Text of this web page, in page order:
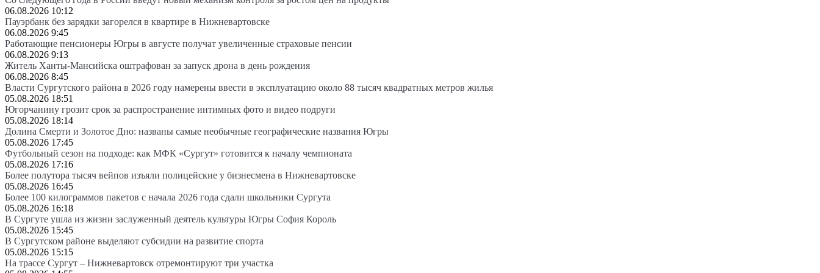
06.08.2026 10:12
Пауэрбанк без зарядки загорелся в квартире в Нижневартовске
06.08.2026 9:45
Работающие пенсионеры Югры в августе получат увеличенные страховые пенсии
06.08.2026 9:13
Житель Ханты-Мансийска оштрафован за запуск дрона в день рождения
06.08.2026 8:45
Власти Сургутского района в 2026 году намерены ввести в эксплуатацию около 88 тысяч квадратных метров жилья
05.08.2026 18:51
Югорчанину грозит срок за распространение интимных фото и видео подруги
05.08.2026 18:14
Долина Смерти и Золотое Дно: названы самые необычные географические названия Югры
05.08.2026 17:45
Футбольный сезон на подходе: как МФК «Сургут» готовится к началу чемпионата
05.08.2026 17:16
Более полутора тысяч вейпов изъяли полицейские у бизнесмена в Нижневартовске
05.08.2026 16:45
Более 100 килограммов пакетов с начала 2026 года сдали школьники Сургута
05.08.2026 16:18
В Сургуте ушла из жизни заслуженный деятель культуры Югры София Король
05.08.2026 15:45
В Сургутском районе выделяют субсидии на развитие спорта
05.08.2026 15:15
На трассе Сургут – Нижневартовск отремонтируют три участка